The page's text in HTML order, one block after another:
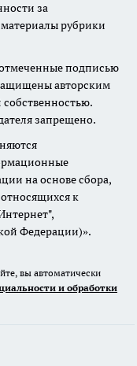
за
рубрики
подписью
авторским
запрещено.
на основе сбора,
к
Федерации)».
вы автоматически
и обработки